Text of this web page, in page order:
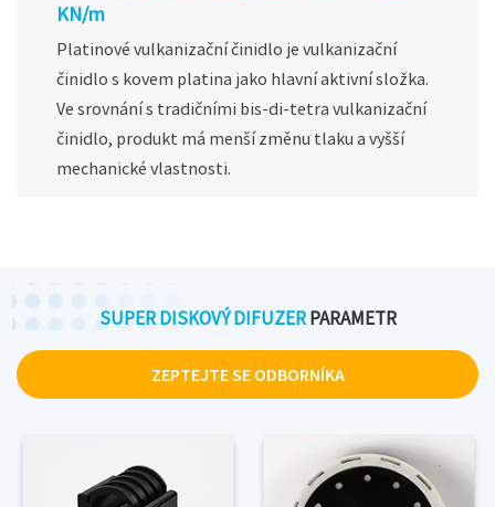
KN/m
Platinové vulkanizační činidlo je vulkanizační
činidlo s kovem platina jako hlavní aktivní složka.
Ve srovnání s tradičními bis-di-tetra vulkanizační
činidlo, produkt má menší změnu tlaku a vyšší
mechanické vlastnosti.
SUPER DISKOVÝ DIFUZERPARAMETR
ZEPTEJTE SE ODBORNÍKA